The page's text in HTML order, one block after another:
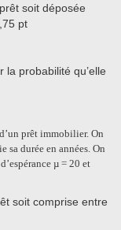
soit déposée
pt
probabilité qu’elle
prêt immobilier. On
sa durée en années. On
µ = 20 et
soit comprise entre